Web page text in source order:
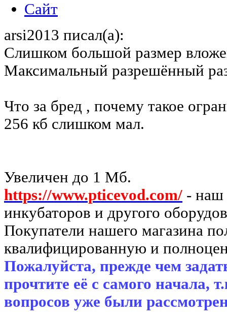
Сайт
arsi2013 писал(а):
Слишком большой размер
Максимальный разрешённый
Что за бред , почему такое
256 кб слишком мал.
Увеличен до 1 Мб.
https://www.pticevod.com/ - наш
инкубаторов и другого
Покупатели нашего магазина
квалифицированную и
Пожалуйста, прежде чем
прочтите её с самого начала,
вопросов уже были